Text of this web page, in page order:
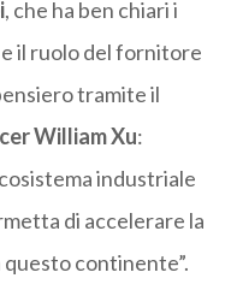
, che ha ben chiari i
il ruolo del fornitore
tramite il
William Xu:
industriale
di accelerare la
continente”.